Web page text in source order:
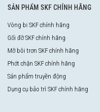
SẢN PHẨM SKF CHÍNH HÃNG
Vòng bi SKF chính hãng
Gối đỡ SKF chính hãng
Mỡ bôi trơn SKF chính hãng
Phớt chặn SKF chính hãng
Sản phẩm truyền động
Dụng cụ bảo trì SKF chính hãng